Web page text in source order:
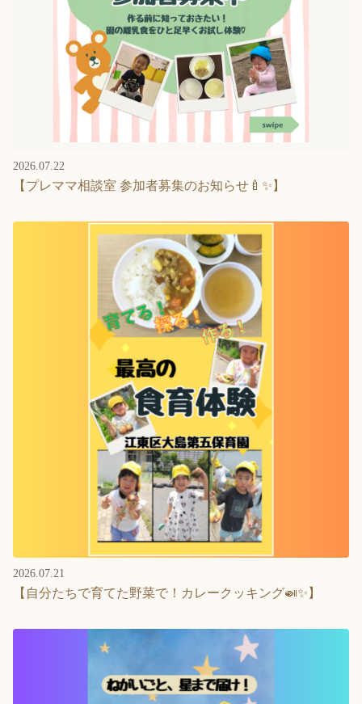
2026.07.22
【プレママ相談室 参加者募集のお知らせ🍼✨】
2026.07.21
【自分たちで育てた野菜で！カレークッキング🍛✨】